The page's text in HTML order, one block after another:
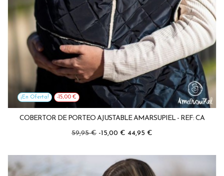
¡En Oferta! -15,00 €
COBERTOR DE PORTEO AJUSTABLE AMARSUPIEL - REF: CA
Precio
59,95 € -15,00 € Precio
44,95 €